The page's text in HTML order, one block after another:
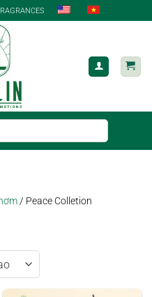
/ Peace Colletion